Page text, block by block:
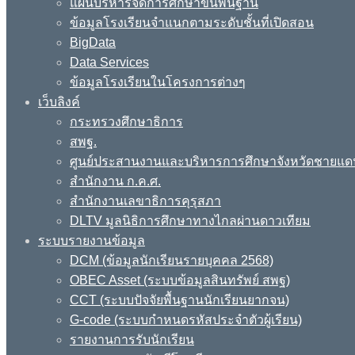
แผนบริหารจัดการศึกษาขั้นพื้นฐาน
ข้อมูลโรงเรียนจำแนกตามระดับชั้นที่เปิดสอน
BigData
Data Services
ข้อมูลโรงเรียนในโครงการต่างๆ
เว็บลิงค์
กระทรวงศึกษาธิการ
สพฐ.
ศูนย์ประสานงานและบริหารการศึกษาจังหวัดชายแ
สำนักงาน ก.ค.ศ.
สำนักงานเลขาธิการคุรุสภา
DLTV มูลนิธิการศึกษาทางไกลผ่านดาวเทียม
ระบบรายงานข้อมูล
DCM (ข้อมูลนักเรียนรายบุคคล 2568)
OBEC Asset (ระบบข้อมูลสินทรัพย์ สพฐ)
CCT (ระบบปัจจัยพื้นฐานนักเรียนยากจน)
G-code (ระบบกำหนดรหัสประจำตัวผู้เรียน)
รายงานการรับนักเรียน